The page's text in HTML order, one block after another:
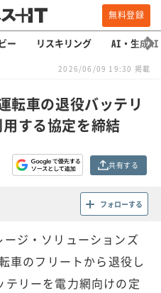
無料登録
ー リスキリング AI・生成AI
2026/06/09 19:30 掲載
転車の退役バッテリ
する協定を締結
共有する
フォローする
ジ・ソリューションズ
車のフリートから退役し
テリーを電力網向けの定